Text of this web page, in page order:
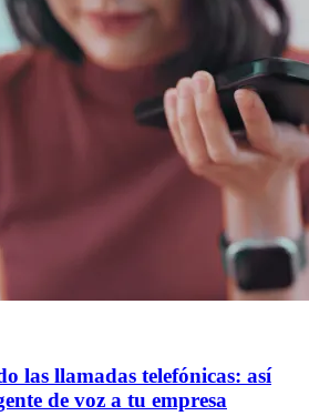
las llamadas telefónicas: así
de voz a tu empresa